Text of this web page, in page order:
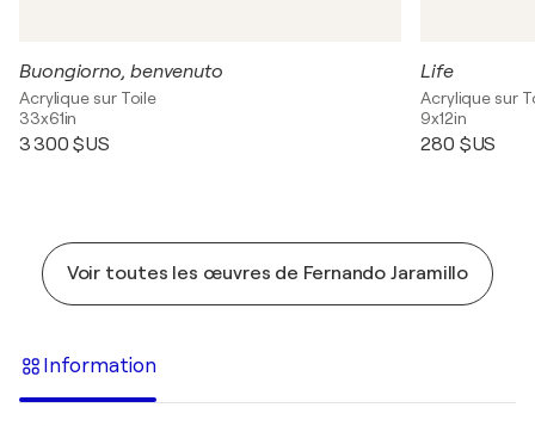
Buongiorno, benvenuto
Acrylique sur Toile
33x61in
3 300 $US
Life
Acrylique sur
9x12in
280 $US
Voir toutes les œuvres de Fernando Jaramillo
Information